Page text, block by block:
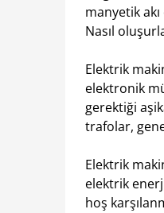
manyetik
Nasıl
Elektrik
elektronik
gerektiği
trafolar,
Elektrik
elektrik
hoş